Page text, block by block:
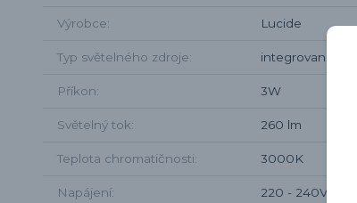
Výrobce Lucide
Typ světelného zdroje integrovaná LED
Příkon 3W
Světelný tok 260 lm
Teplota chromatičnosti 3000K
Napájení 220 - 240V